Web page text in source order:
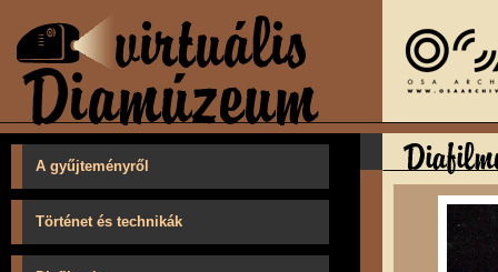
A gyűjteményről
Történet és technikák